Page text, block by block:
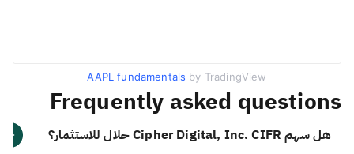
AAPL fundamentals by TradingView
Frequently asked questions
هل سهم Cipher Digital, Inc. CIFR حلال للاستثمار؟